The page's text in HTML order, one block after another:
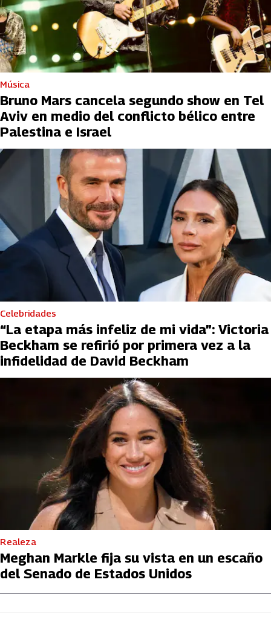
Música
Bruno Mars cancela segundo show en Tel
Aviv en medio del conflicto bélico entre
Palestina e Israel
Celebridades
“La etapa más infeliz de mi vida”: Victoria
Beckham se refirió por primera vez a la
infidelidad de David Beckham
Realeza
Meghan Markle fija su vista en un escaño
del Senado de Estados Unidos